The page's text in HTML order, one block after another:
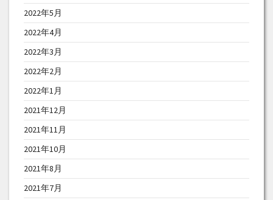
2022年5月
2022年4月
2022年3月
2022年2月
2022年1月
2021年12月
2021年11月
2021年10月
2021年8月
2021年7月